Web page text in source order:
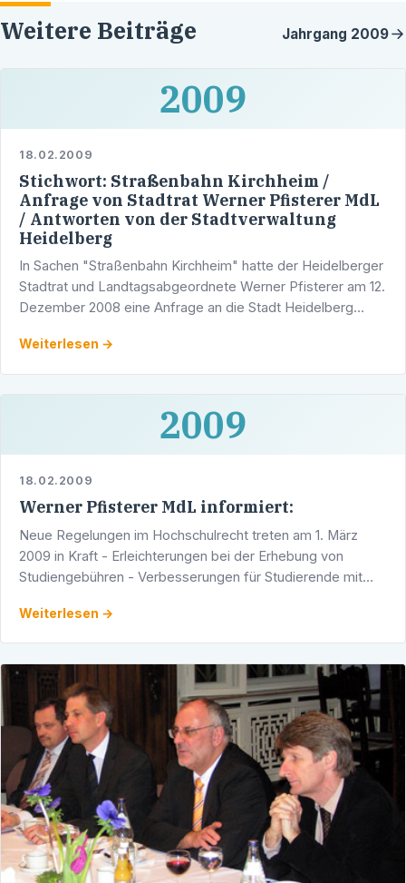
Weitere Beiträge Jahrgang 2009
2009
18.02.2009
Stichwort: Straßenbahn Kirchheim /
Anfrage von Stadtrat Werner Pfisterer MdL
/ Antworten von der Stadtverwaltung
Heidelberg
In Sachen "Straßenbahn Kirchheim" hatte der Heidelberger
Stadtrat und Landtagsabgeordnete Werner Pfisterer am 12.
Dezember 2008 eine Anfrage an die Stadt Heidelberg
Weiterlesen →
2009
18.02.2009
Werner Pfisterer MdL informiert:
Neue Regelungen im Hochschulrecht treten am 1. März
2009 in Kraft - Erleichterungen bei der Erhebung von
Studiengebühren - Verbesserungen für Studierende mit
BerufstätigeZum …
Weiterlesen →